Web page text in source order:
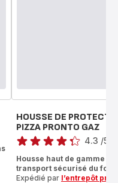
HOUSSE DE
PIZZA PRONTO GAZ
Note
4.3 /5
Housse haut de gamme
transport sécurisé du four
Expédié par l’entrepôt